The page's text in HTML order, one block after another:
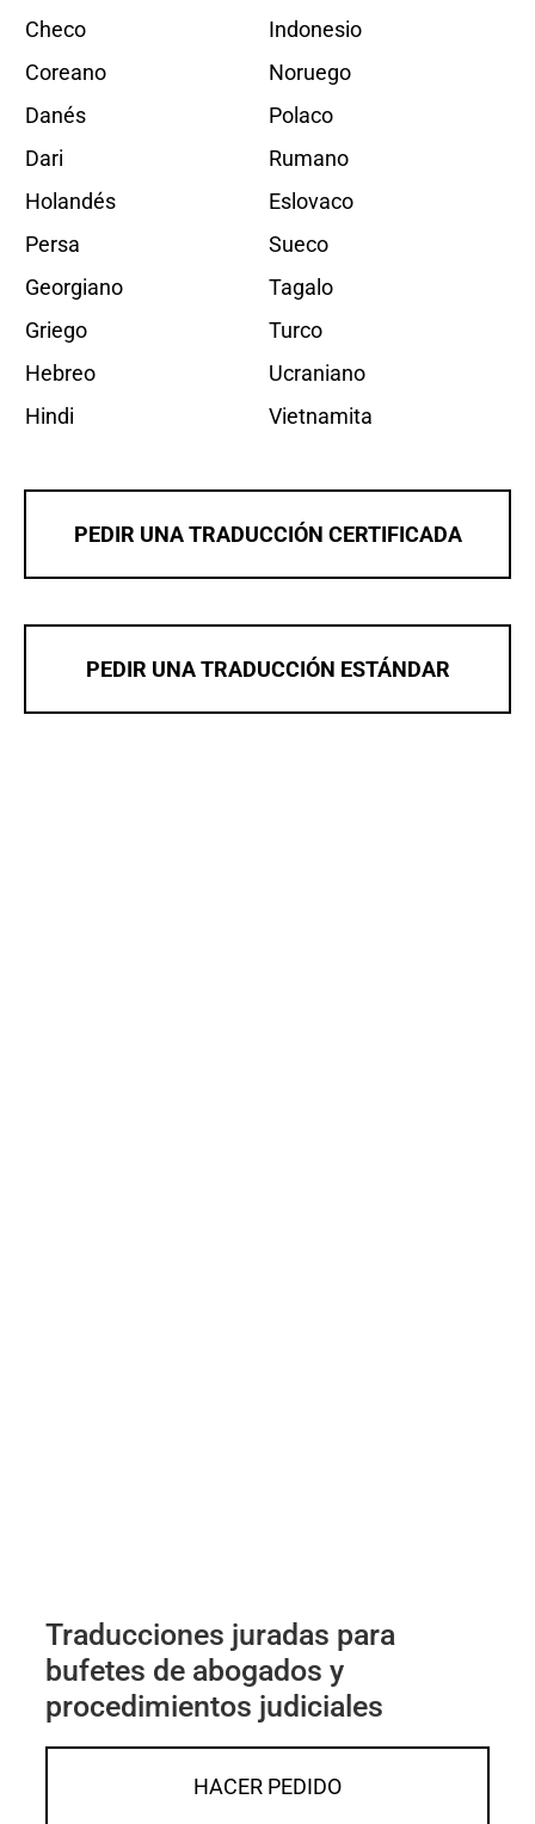
Checo
Coreano
Danés
Dari
Holandés
Persa
Georgiano
Griego
Hebreo
Hindi
Indonesio
Noruego
Polaco
Rumano
Eslovaco
Sueco
Tagalo
Turco
Ucraniano
Vietnamita
PEDIR UNA TRADUCCIÓN CERTIFICADA
PEDIR UNA TRADUCCIÓN ESTÁNDAR
Traducciones juradas para
bufetes de abogados y
procedimientos judiciales
HACER PEDIDO